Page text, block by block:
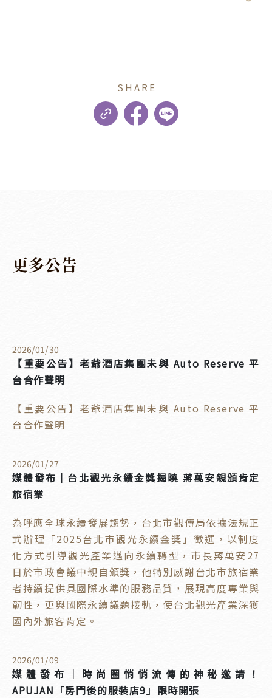
SHARE
更多公告
2026/01 /30
【重要公告】老爺酒店集團未與 Auto Reserve 平
台合作聲明
【重要公告】老爺酒店集團未與 Auto Reserve 平
台合作聲明
2026/01 /27
媒體發布｜台北觀光永續金獎揭曉 蔣萬安親頒肯定
旅宿業
為呼應全球永續發展趨勢，台北市觀傳局依據法規正
式辦理「2025台北市觀光永續金獎」徵選，以制度
化方式引導觀光產業邁向永續轉型，市長蔣萬安27
日於市政會議中親自頒獎，他特別感謝台北市旅宿業
者持續提供具國際水準的服務品質，展現高度專業與
韌性，更與國際永續議題接軌，使台北觀光產業深獲
國內外旅客肯定。
2026/01 /09
媒體發布｜時尚圈悄悄流傳的神秘邀請！
APUJAN「房門後的服裝店9」限時開張